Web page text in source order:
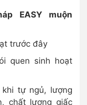
EASY muộn
trước đây
quen sinh hoạt
tự ngủ, lượng
chất lượng giấc